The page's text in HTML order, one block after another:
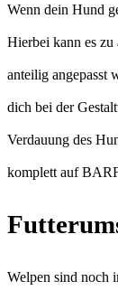
Wenn dein Hund
Hierbei kann es zu
anteilig angepasst
dich bei der
Verdauung des
komplett auf
Welpen sind noch